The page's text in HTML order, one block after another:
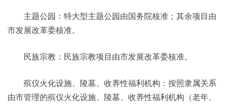
主题公园：特大型主题公园由国务院核准；其余项目由
市发展改革委核准。
民族宗教：民族宗教项目由市发展改革委核准。
殡仪火化设施、陵墓、收养性福利机构：按照隶属关系
由市管理的殡仪火化设施、陵墓、收养性福利机构（老年、